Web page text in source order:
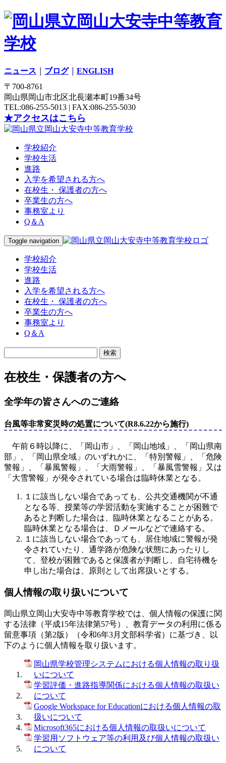
ニュース ブログ｜ ENGLISH
〒700-8761
岡山県岡山市北区北長瀬本町19番34号
TEL:086-255-5013 | FAX:086-255-5030
★アクセスはこちら
学校紹介
学校生活
進路
入学を希望される方へ
在校生・ 保護者の方へ
卒業生の方へ
事務室より
Q＆A
Toggle navigation
学校紹介
学校生活
進路
入学を希望される方へ
在校生・ 保護者の方へ
卒業生の方へ
事務室より
Q＆A
在校生・保護者の方へ
全学年の皆さんへのご連絡
台風等非常変災時の処置について(R8.6.22から施行)
午前６時以降に、「岡山市」、「岡山地域」、「岡山県南
部」、「岡山県全域」のいずれかに、「特別警報」、「危険
警報」、「暴風警報」、
「大雨警報」、「暴風雪警報」又は
「大雪警報」が発令されている場合は臨時休業となる。
１に該当しない場合であっても、公共交通機関が不通
となる等、授業等の学習活動を実施することが困難で
あると判断した場合は、臨時休業となることがある。
臨時休業となる場合は、Ｄメールなどで連絡する。
１に該当しない場合であっても、居住地域に警報が発
令されていたり、通学路が危険な状態にあったりし
て、登校が困難であると保護者が判断し、自宅待機を
申し出た場合は、原則として出席扱いとする。
個人情報の取り扱いについて
岡山県立岡山大安寺中等教育学校では、個人情報の保護に関
する法律（平成15年法律第57号）、教育データの利用に係る
留意事項（第2版）（令和6年3月文部科学省）に基づき、以
下のように個人情報を取り扱います。
岡山県学校管理システムにおける個人情報の取り扱
いについて
学習評価・進路指導関係における個人情報の取扱い
について
Google Workspace for Educationにおける個人情報の取
扱いについて
Microsoft365における個人情報の取扱いについて
学習用ソフトウェア等の利用及び個人情報の取扱い
について